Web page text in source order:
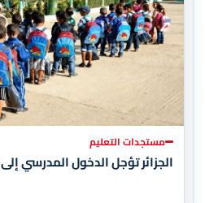
مستجدات التعليم
الجزائر تؤجل الدخول المدرسي إلى 21 شتنبر المقبل